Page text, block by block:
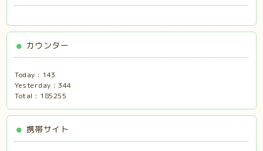
カウンター
Today : 143
Yesterday :344
Total : 185255
携帯サイト